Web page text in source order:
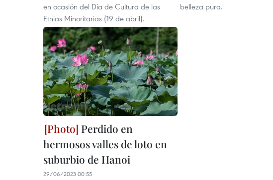
en ocasión del Día de Cultura de las
Etnias Minoritarias (19 de abril).
belleza pura.
Perdido en
hermosos valles de loto en
suburbio de Hanoi
29/06/2023 00:55